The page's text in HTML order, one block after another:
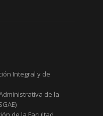
Integral y de
de la